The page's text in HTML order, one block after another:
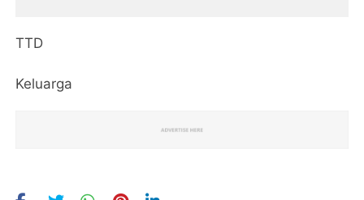
TTD
Keluarga